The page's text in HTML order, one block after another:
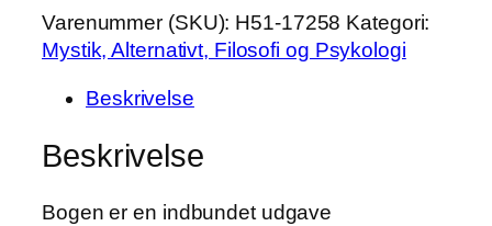
Varenummer (SKU): H51-17258 Kategori:
Mystik, Alternativt, Filosofi og Psykologi
Beskrivelse
Beskrivelse
Bogen er en indbundet udgave